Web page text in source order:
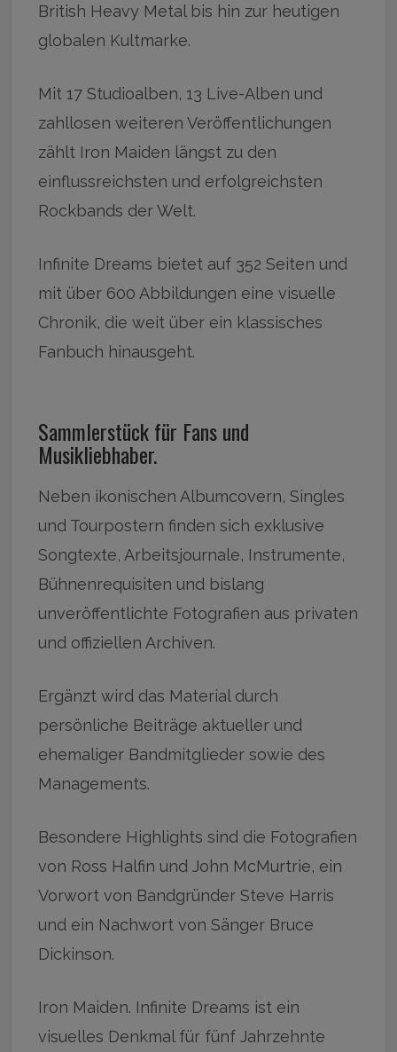
British Heavy Metal bis hin zur heutigen
globalen Kultmarke.
Mit 17 Studioalben, 13 Live-Alben und
zahllosen weiteren Veröffentlichungen
zählt Iron Maiden längst zu den
einflussreichsten und erfolgreichsten
Rockbands der Welt.
Infinite Dreams bietet auf 352 Seiten und
mit über 600 Abbildungen eine visuelle
Chronik, die weit über ein klassisches
Fanbuch hinausgeht.
Sammlerstück für Fans und
Musikliebhaber.
Neben ikonischen Albumcovern, Singles
und Tourpostern finden sich exklusive
Songtexte, Arbeitsjournale, Instrumente,
Bühnenrequisiten und bislang
unveröffentlichte Fotografien aus privaten
und offiziellen Archiven.
Ergänzt wird das Material durch
persönliche Beiträge aktueller und
ehemaliger Bandmitglieder sowie des
Managements.
Besondere Highlights sind die Fotografien
von Ross Halfin und John McMurtrie, ein
Vorwort von Bandgründer Steve Harris
und ein Nachwort von Sänger Bruce
Dickinson.
Iron Maiden. Infinite Dreams ist ein
visuelles Denkmal für fünf Jahrzehnte